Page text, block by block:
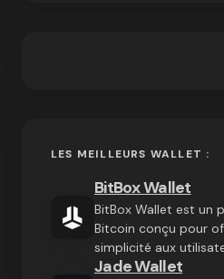
LES MEILLEURS WALLET :
BitBox Wallet
BitBox Wallet est un
Bitcoin conçu pour
simplicité aux
Jade Wallet